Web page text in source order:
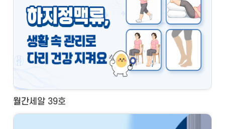
월간세알 39호